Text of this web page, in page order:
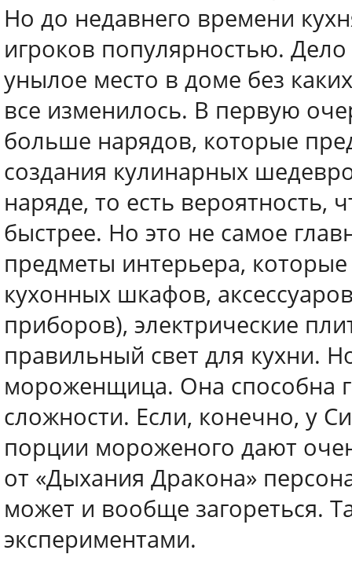
Но до недавнего времени
игроков популярностью.
унылое место в доме без
все изменилось. В первую
больше нарядов, которые
создания кулинарных
наряде, то есть вероятность,
быстрее. Но это не самое
предметы интерьера,
кухонных шкафов,
приборов), электрические
правильный свет для кухни.
мороженщица. Она способна
сложности. Если, конечно, у
порции мороженого дают
от «Дыхания Дракона»
может и вообще загореться.
экспериментами.